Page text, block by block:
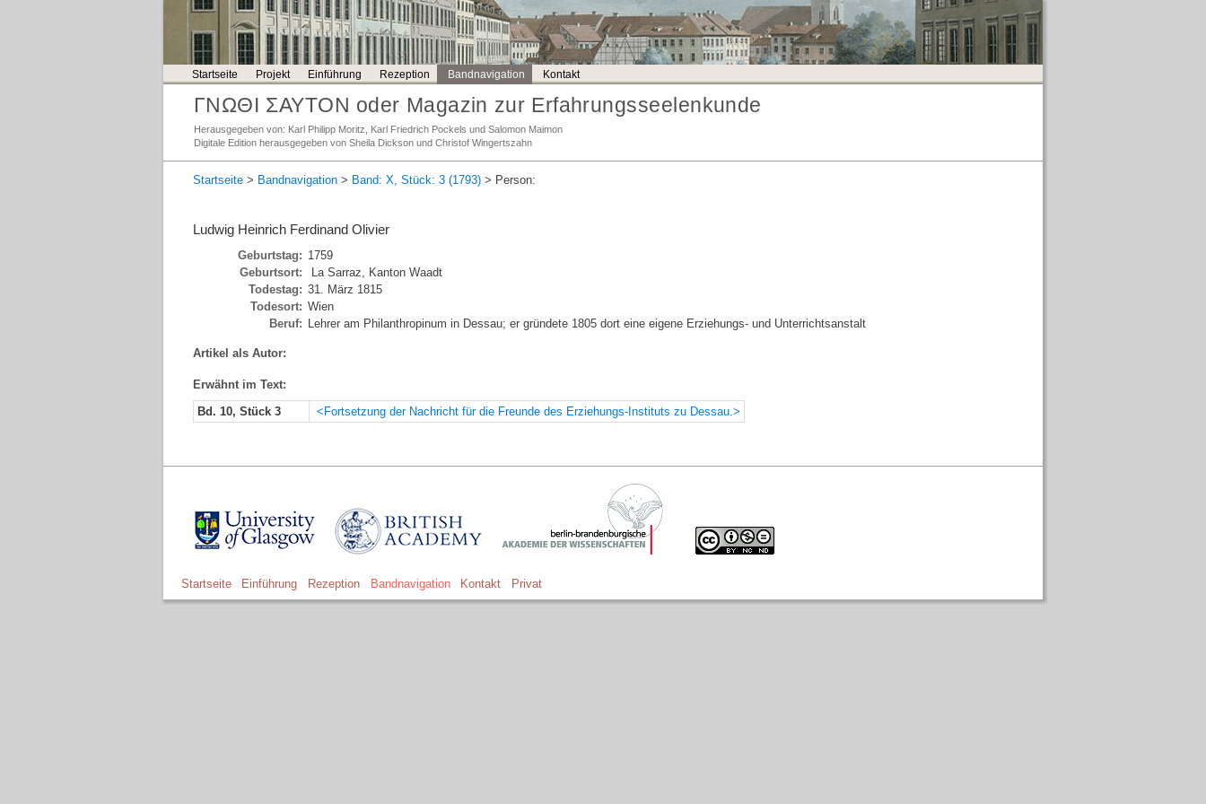
Startseite Projekt Einführung Rezeption Bandnavigation Kontakt
ΓΝΩΘΙ ΣΑΥΤΟΝ oder Magazin zur Erfahrungsseelenkunde
Herausgegeben von: Karl Philipp Moritz, Karl Friedrich Pockels und Salomon Maimon
Digitale Edition herausgegeben von Sheila Dickson und Christof Wingertszahn
Startseite > Bandnavigation > Band: X, Stück: 3 (1793) > Person:
Ludwig Heinrich Ferdinand Olivier
Geburtstag: 1759
Geburtsort:
La Sarraz, Kanton Waadt
Todestag: 31. März 1815
Todesort: Wien
Beruf: Lehrer am Philanthropinum in Dessau; er gründete 1805 dort eine eigene Erziehungs- und Unterrichtsanstalt
Artikel als Autor:
Erwähnt im Text:
Bd. 10, Stück 3
<Fortsetzung der Nachricht für die Freunde des Erziehungs-Instituts zu Dessau.>
Startseite Einführung Rezeption Bandnavigation Kontakt Privat